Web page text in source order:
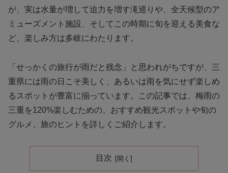
が、実は水量が増して迫力を増す滝巡りや、全天候型のア
ミューズメント施設、そしてこの時期に旬を迎える美食な
ど、楽しみ方は多岐にわたります。
「せっかくの旅行が雨だと残念」と思われがちですが、三
重県には雨の日こそ美しく、あるいは雨を気にせず楽しめ
るスポットが豊富に揃っています。この記事では、梅雨の
三重を120%楽しむための、おすすめ観光スポットや旬の
グルメ、旅のヒントを詳しくご紹介します。
目次